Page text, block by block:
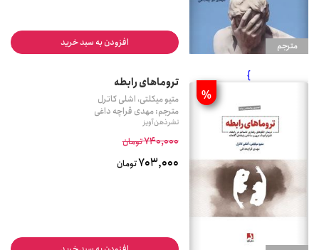
مترجم افزودن به سبد خرید
}
%
تروماهای رابطه
متیو میکلتی، اشلی کاترل
مترجم: مهدی قراچه داغی
نشر ذهن آویز
740,000تومان
703,000تومان